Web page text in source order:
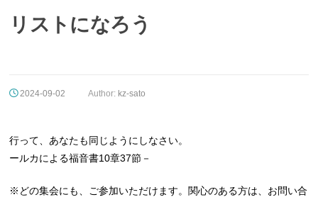
リストになろう
2024-09-02 Author: kz-sato
行って、あなたも同じようにしなさい。
ールカによる福音書10章37節－
※どの集会にも、ご参加いただけます。関心のある方は、お問い合